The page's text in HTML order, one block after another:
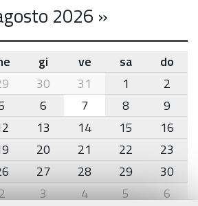
2026 »
gi ve sa
do
30 31 1
2
6 7 8
9
13 14 15
16
20 21 22
23
27 28 29
30
3 4 5 6